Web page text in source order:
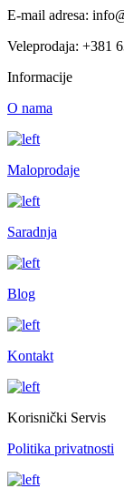
E-mail adresa:
Veleprodaja: +381
Informacije
O nama
Maloprodaje
Saradnja
Blog
Kontakt
Korisnički Servis
Politika privatnosti